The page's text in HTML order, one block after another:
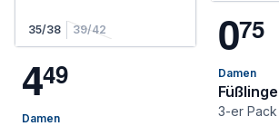
35/38 39/42
449
Damen
075
Damen
3-er Pack